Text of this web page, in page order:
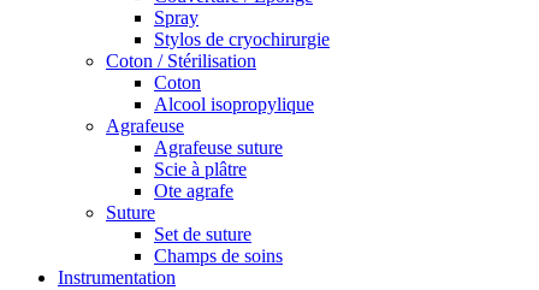
Spray
Stylos de cryochirurgie
Coton / Stérilisation
Coton
Alcool isopropylique
Agrafeuse
Agrafeuse suture
Scie à plâtre
Ote agrafe
Suture
Set de suture
Champs de soins
Instrumentation